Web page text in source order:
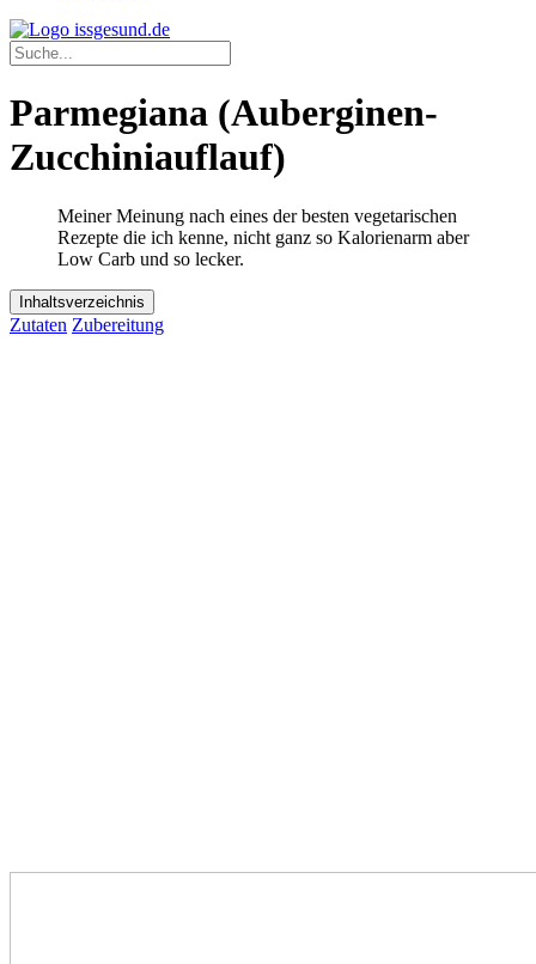
Parmegiana (Auberginen-
Zucchiniauflauf)
Meiner Meinung nach eines der besten vegetarischen
Rezepte die ich kenne, nicht ganz so Kalorienarm aber
Low Carb und so lecker.
Inhaltsverzeichnis
Zutaten Zubereitung